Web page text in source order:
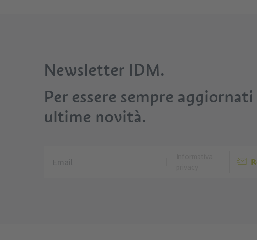
Newsletter IDM.
Per essere sempre aggiornati
ultime novità.